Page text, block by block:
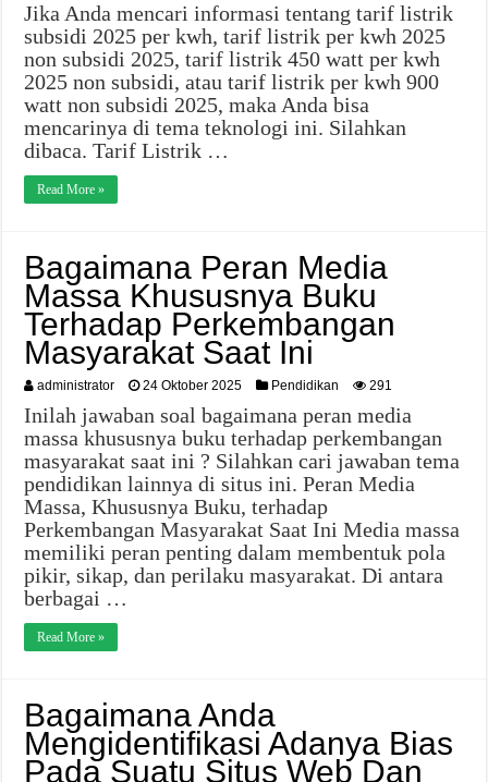
Jika Anda mencari informasi tentang tarif listrik
subsidi 2025 per kwh, tarif listrik per kwh 2025
non subsidi 2025, tarif listrik 450 watt per kwh
2025 non subsidi, atau tarif listrik per kwh 900
watt non subsidi 2025, maka Anda bisa
mencarinya di tema teknologi ini. Silahkan
dibaca. Tarif Listrik …
Read More »
Bagaimana Peran Media
Massa Khususnya Buku
Terhadap Perkembangan
Masyarakat Saat Ini
administrator 24 Oktober 2025 Pendidikan 291
Inilah jawaban soal bagaimana peran media
massa khususnya buku terhadap perkembangan
masyarakat saat ini ? Silahkan cari jawaban tema
pendidikan lainnya di situs ini. Peran Media
Massa, Khususnya Buku, terhadap
Perkembangan Masyarakat Saat Ini Media massa
memiliki peran penting dalam membentuk pola
pikir, sikap, dan perilaku masyarakat. Di antara
berbagai …
Read More »
Bagaimana Anda
Mengidentifikasi Adanya Bias
Pada Suatu Situs Web Dan